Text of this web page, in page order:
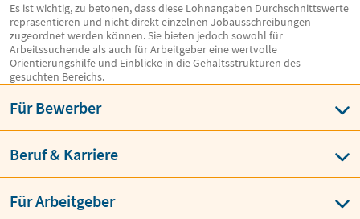
Es ist wichtig, zu betonen, dass diese Lohnangaben Durchschnittswerte
repräsentieren und nicht direkt einzelnen Jobausschreibungen
zugeordnet werden können. Sie bieten jedoch sowohl für
Arbeitssuchende als auch für Arbeitgeber eine wertvolle
Orientierungshilfe und Einblicke in die Gehaltsstrukturen des
gesuchten Bereichs.
Für Bewerber
Beruf & Karriere
Für Arbeitgeber